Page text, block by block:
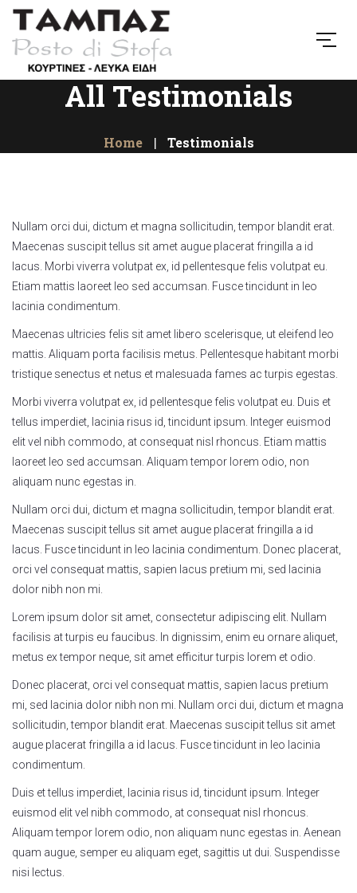
All Testimonials
Home Testimonials
Nullam orci dui, dictum et magna sollicitudin, tempor blandit erat.
Maecenas suscipit tellus sit amet augue placerat fringilla a id
lacus. Morbi viverra volutpat ex, id pellentesque felis volutpat eu.
Etiam mattis laoreet leo sed accumsan. Fusce tincidunt in leo
lacinia condimentum.
Maecenas ultricies felis sit amet libero scelerisque, ut eleifend leo
mattis. Aliquam porta facilisis metus. Pellentesque habitant morbi
tristique senectus et netus et malesuada fames ac turpis egestas.
Morbi viverra volutpat ex, id pellentesque felis volutpat eu. Duis et
tellus imperdiet, lacinia risus id, tincidunt ipsum. Integer euismod
elit vel nibh commodo, at consequat nisl rhoncus. Etiam mattis
laoreet leo sed accumsan. Aliquam tempor lorem odio, non
aliquam nunc egestas in.
Nullam orci dui, dictum et magna sollicitudin, tempor blandit erat.
Maecenas suscipit tellus sit amet augue placerat fringilla a id
lacus. Fusce tincidunt in leo lacinia condimentum. Donec placerat,
orci vel consequat mattis, sapien lacus pretium mi, sed lacinia
dolor nibh non mi.
Lorem ipsum dolor sit amet, consectetur adipiscing elit. Nullam
facilisis at turpis eu faucibus. In dignissim, enim eu ornare aliquet,
metus ex tempor neque, sit amet efficitur turpis lorem et odio.
Donec placerat, orci vel consequat mattis, sapien lacus pretium
mi, sed lacinia dolor nibh non mi. Nullam orci dui, dictum et magna
sollicitudin, tempor blandit erat. Maecenas suscipit tellus sit amet
augue placerat fringilla a id lacus. Fusce tincidunt in leo lacinia
condimentum.
Duis et tellus imperdiet, lacinia risus id, tincidunt ipsum. Integer
euismod elit vel nibh commodo, at consequat nisl rhoncus.
Aliquam tempor lorem odio, non aliquam nunc egestas in. Aenean
quam augue, semper eu aliquam eget, sagittis ut dui. Suspendisse
nisi lectus.